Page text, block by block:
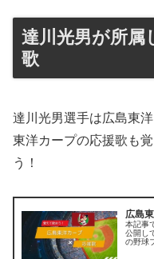
達川光男が所属
歌
達川光男選手は広島東
東洋カープの応援歌も
う！
広島
本記事
公開し
の野球